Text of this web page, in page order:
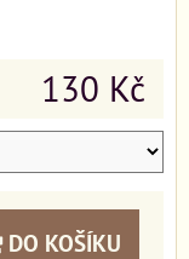
130 Kč
DO KOŠÍKU